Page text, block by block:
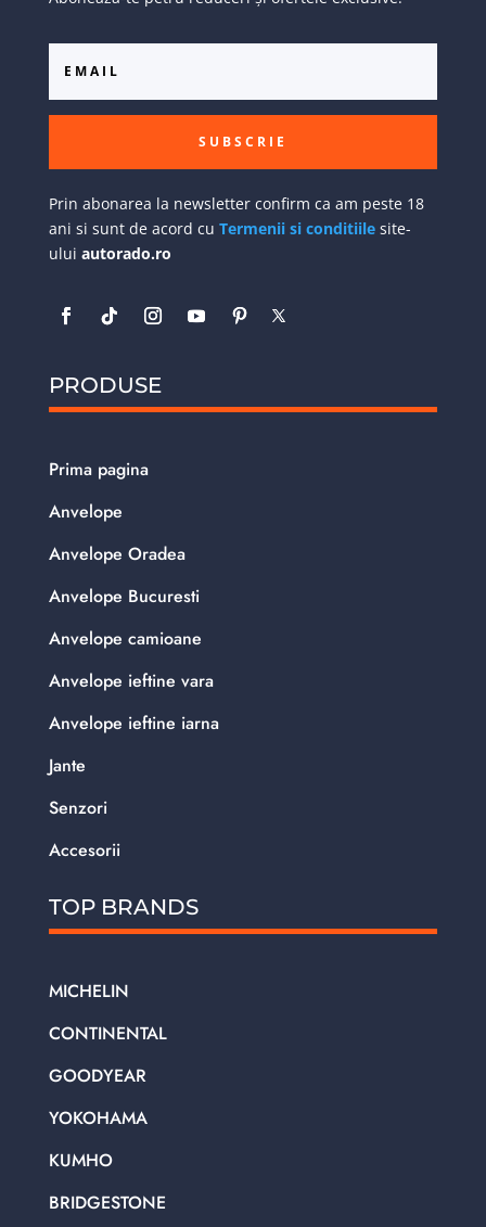
SUBSCRIE
Prin abonarea la newsletter confirm ca am peste 18
ani si sunt de acord cu Termenii si conditiilesite-
ului autorado.ro
PRODUSE
Prima pagina
Anvelope
Anvelope Oradea
Anvelope Bucuresti
Anvelope camioane
Anvelope ieftine vara
Anvelope ieftine iarna
Jante
Senzori
Accesorii
TOP BRANDS
MICHELIN
CONTINENTAL
GOODYEAR
YOKOHAMA
KUMHO
BRIDGESTONE